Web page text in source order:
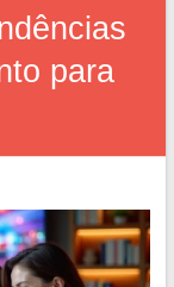
para